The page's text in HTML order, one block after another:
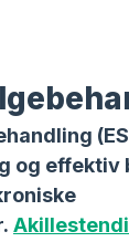
og effektiv